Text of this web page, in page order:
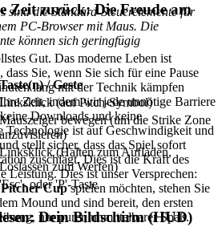
sind die Standard-Steuerelemente für
PC-Browser mit Maus. Die
können sich geringfügig
Taste(n) / Geste
Linksklick (auf Pitch-Symbol)
Mauszeiger bewegen (um die Strike Zone
anzuvisieren)
Linksklick (Halten zum Aufladen,
Loslassen zum Werfen)
'Esc'- oder 'P'-Taste
Dein Bildschirm (HUD)
Zeit zurück: Die Freude am
Gut. Das moderne Leben ist
Sie, wenn Sie sich für eine Pause
lang mit der Technik kämpfen
Zeit, indem wir jede unnötige Barriere
Downloads und keine
Technologie ist auf Geschwindigkeit und
stellt sicher, dass das Spiel sofort
zuschlägt. Dies ist die Kraft des
Leistung. Dies ist unser Versprechen:
Cupspielen möchten, stehen Sie
Mound und sind bereit, den ersten
nur purer, unmittelbarer Spaß.